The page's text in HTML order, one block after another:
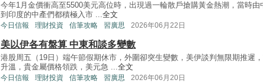
今年1月金價衝高至5500美元高位時，出現過一輪散戶搶購黃金熱潮，當時由
到印度的中產們都積極入市 ...全文
今日信報 理財投資 信筆攻略 習廣思 2026年06月22日
美以伊各有盤算 中東和談多變數
港股周五（19日）端午節假期休市，外圍卻突生變數，美伊談判無限期推遲
升溫，貴金屬價格領跌，美元急 ...全文
今日信報 理財投資 信筆攻略 習廣思 2026年06月20日